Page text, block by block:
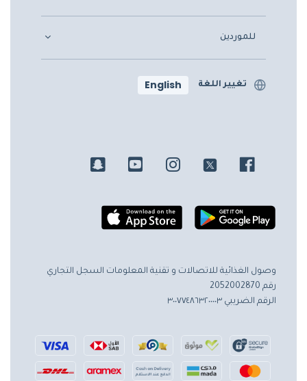
للموردين
تغيير اللغة English
وصول الغذائية للاتصالات و تقنية المعلومات السجل التجاري
رقم 2052002870
الرقم الضريبي ٣٠٠٧٧٤٨٦٣٢٠٠٠٠٣